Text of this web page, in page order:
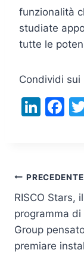
funzionalità
studiate
tutte le
Condividi sui
Li
dI
n
F
b
o
o
k
articoli
PRECEDENTE
RISCO Stars,
programma di
Group
premiare